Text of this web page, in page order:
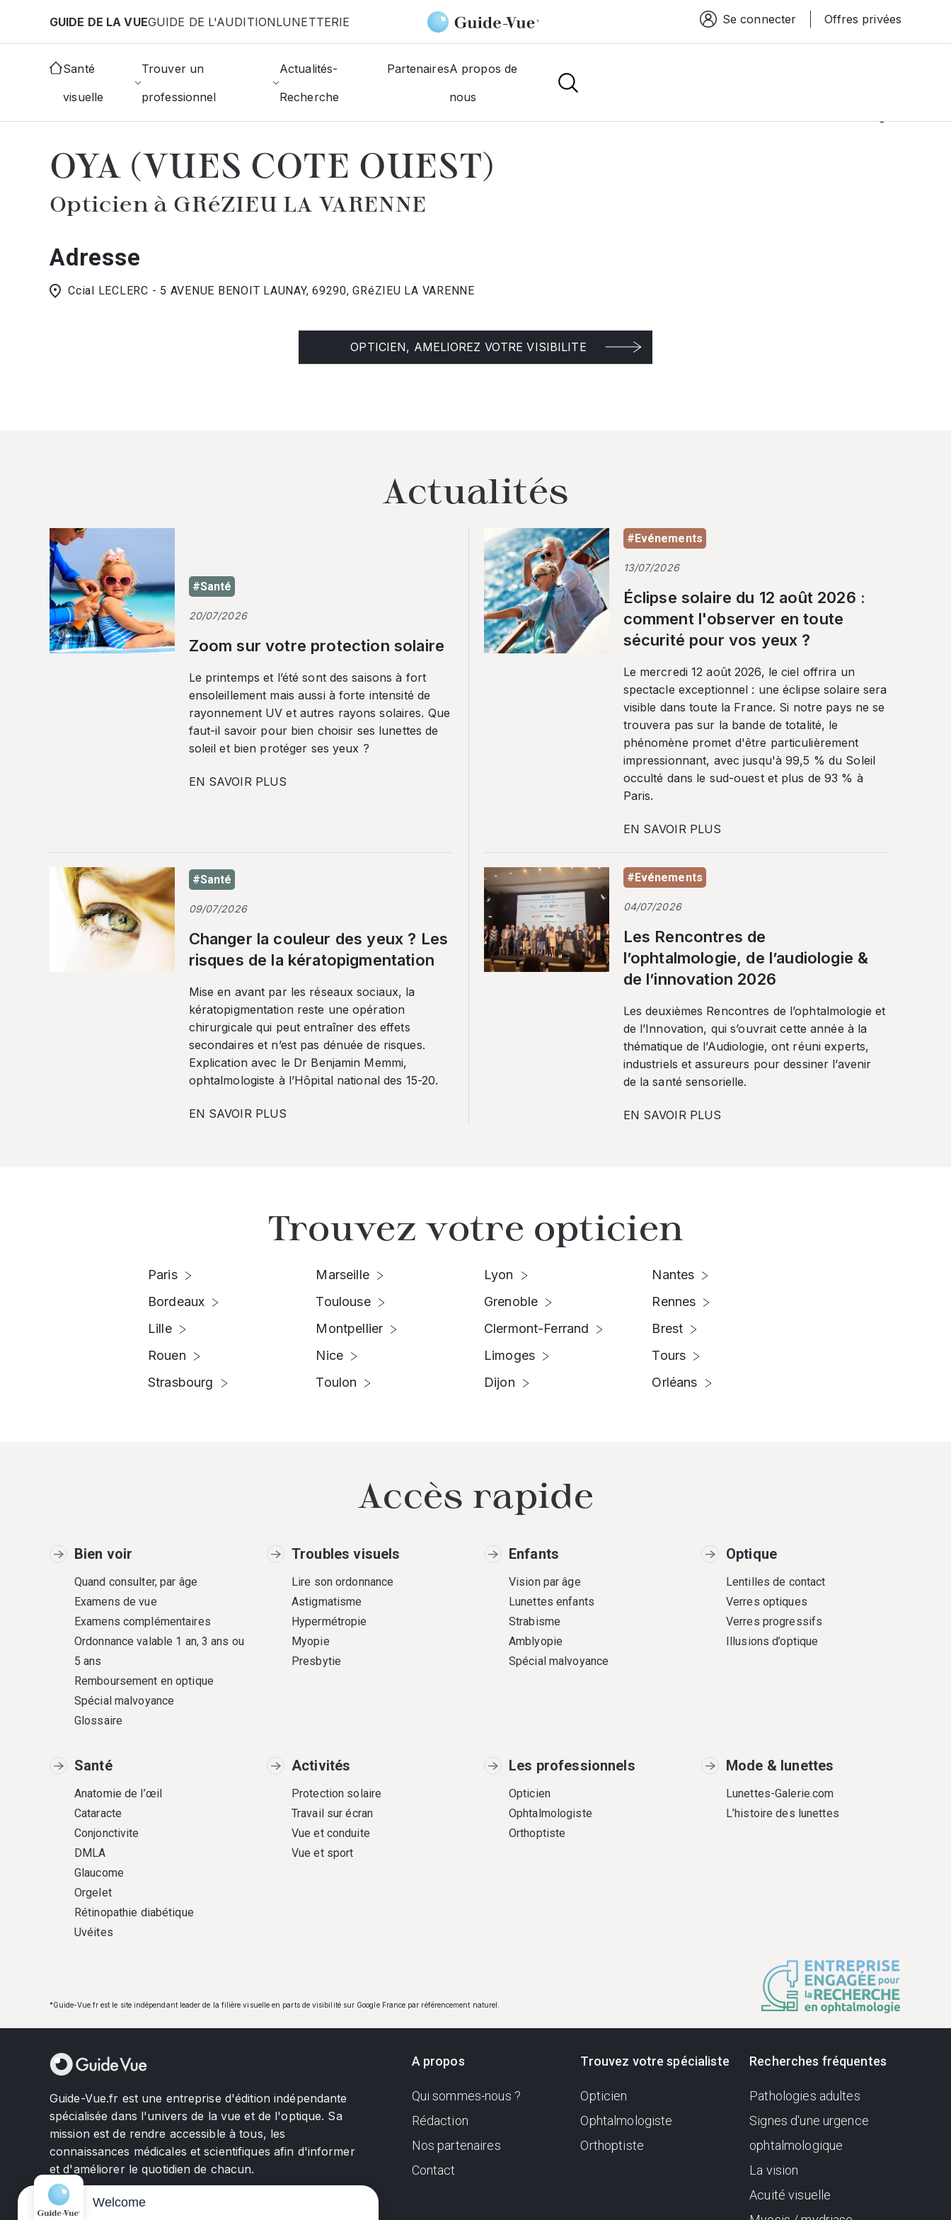
GUIDE DE LA VUEGUIDE DE L'AUDITIONLUNETTERIE Espace connexion
Se connecter Offres privées
Santé
visuelle
Trouver un
professionnel
Actualités-
Recherche
PartenairesA propos de
nous
Accueil Choisir mon opticien Grezieu-La-Varenne OYA (VUES COTE OUEST)
OYA (VUES COTE OUEST)
Opticien à GRéZIEU LA VARENNE
Adresse
Ccial LECLERC - 5 AVENUE BENOIT LAUNAY, 69290, GRéZIEU LA VARENNE
OPTICIEN, AMELIOREZ VOTRE VISIBILITE
Actualités
#Santé
20/07/2026
Zoom sur votre protection solaire
Le printemps et l’été sont des saisons à fort
ensoleillement mais aussi à forte intensité de
rayonnement UV et autres rayons solaires. Que
faut-il savoir pour bien choisir ses lunettes de
soleil et bien protéger ses yeux ?
EN SAVOIR PLUS
#Evénements
13/07/2026
Éclipse solaire du 12 août 2026 :
comment l'observer en toute
sécurité pour vos yeux ?
Le mercredi 12 août 2026, le ciel offrira un
spectacle exceptionnel : une éclipse solaire sera
visible dans toute la France. Si notre pays ne se
trouvera pas sur la bande de totalité, le
phénomène promet d'être particulièrement
impressionnant, avec jusqu'à 99,5 % du Soleil
occulté dans le sud-ouest et plus de 93 % à
Paris.
EN SAVOIR PLUS
#Santé
09/07/2026
Changer la couleur des yeux ? Les
risques de la kératopigmentation
Mise en avant par les réseaux sociaux, la
kératopigmentation reste une opération
chirurgicale qui peut entraîner des effets
secondaires et n’est pas dénuée de risques.
Explication avec le Dr Benjamin Memmi,
ophtalmologiste à l’Hôpital national des 15-20.
EN SAVOIR PLUS
#Evénements
04/07/2026
Les Rencontres de
l’ophtalmologie, de l’audiologie &
de l’innovation 2026
Les deuxièmes Rencontres de l’ophtalmologie et
de l’Innovation, qui s’ouvrait cette année à la
thématique de l’Audiologie, ont réuni experts,
industriels et assureurs pour dessiner l’avenir
de la santé sensorielle.
EN SAVOIR PLUS
Trouvez votre opticien
Paris
Bordeaux
Lille
Rouen
Strasbourg
Marseille
Toulouse
Montpellier
Nice
Toulon
Lyon
Grenoble
Clermont-Ferrand
Limoges
Dijon
Nantes
Rennes
Brest
Tours
Orléans
Accès rapide
Bien voir
Quand consulter, par âge
Examens de vue
Examens complémentaires
Ordonnance valable 1 an, 3 ans ou
5 ans
Remboursement en optique
Spécial malvoyance
Glossaire
Troubles visuels
Lire son ordonnance
Astigmatisme
Hypermétropie
Myopie
Presbytie
Enfants
Vision par âge
Lunettes enfants
Strabisme
Amblyopie
Spécial malvoyance
Optique
Lentilles de contact
Verres optiques
Verres progressifs
Illusions d’optique
Santé
Anatomie de l’œil
Cataracte
Conjonctivite
DMLA
Glaucome
Orgelet
Rétinopathie diabétique
Uvéites
Activités
Protection solaire
Travail sur écran
Vue et conduite
Vue et sport
Les professionnels
Opticien
Ophtalmologiste
Orthoptiste
Mode & lunettes
Lunettes-Galerie.com
L’histoire des lunettes
*Guide-Vue.fr est le site indépendant leader de la filière visuelle en parts de visibilité sur Google France par référencement naturel.
Guide-Vue.fr est une entreprise d'édition indépendante
spécialisée dans l'univers de la vue et de l'optique. Sa
mission est de rendre accessible à tous, les
connaissances médicales et scientifiques afin d'informer
et d'améliorer le quotidien de chacun.
A propos
Qui sommes-nous ?
Rédaction
Nos partenaires
Contact
Trouvez votre spécialiste
Opticien
Ophtalmologiste
Orthoptiste
Recherches fréquentes
Pathologies adultes
Signes d'une urgence
ophtalmologique
La vision
Acuité visuelle
Welcome